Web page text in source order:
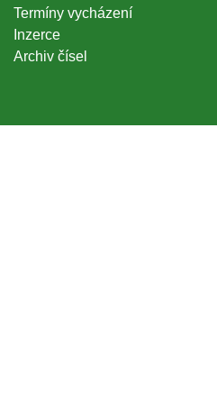
Termíny vycházení
Inzerce
Archiv čísel